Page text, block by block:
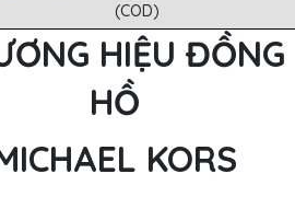
(COD)
HIỆU ĐỒNG
HỒ
KORS